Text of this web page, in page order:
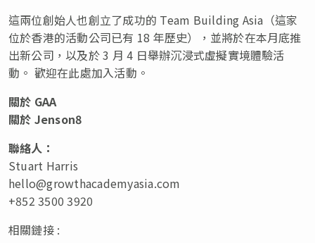
這兩位創始人也創立了成功的 Team Building Asia（這家
位於香港的活動公司已有 18 年歷史），並將於在本月底推
出新公司，以及於 3 月 4 日舉辦沉浸式虛擬實境體驗活
動。 歡迎在此處加入活動。
關於 GAA
關於 Jenson8
聯絡人：
Stuart Harris
hello@growthacademyasia.com
+852 3500 3920
相關鏈接 :